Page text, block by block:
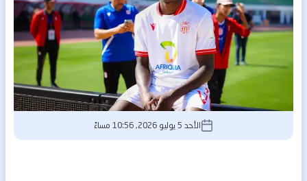
الأحد 5 يوليو 2026, 10:56 مساءً